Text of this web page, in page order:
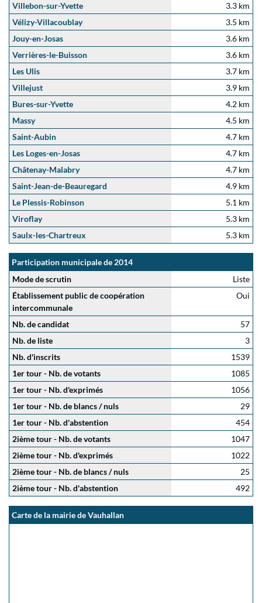
Villebon-sur-Yvette
3.3 km
Vélizy-Villacoublay
3.5 km
Jouy-en-Josas
3.6 km
Verrières-le-Buisson
3.6 km
Les Ulis
3.7 km
Villejust
3.9 km
Bures-sur-Yvette
4.2 km
Massy
4.5 km
Saint-Aubin
4.7 km
Les Loges-en-Josas
4.7 km
Châtenay-Malabry
4.7 km
Saint-Jean-de-Beauregard
4.9 km
Le Plessis-Robinson
5.1 km
Viroflay
5.3 km
Saulx-les-Chartreux
5.3 km
Participation municipale de 2014
Mode de scrutin
Liste
Établissement public de coopération
intercommunale
Oui
Nb. de candidat
57
Nb. de liste
3
Nb. d'inscrits
1539
1er tour - Nb. de votants
1085
1er tour - Nb. d'exprimés
1056
1er tour - Nb. de blancs / nuls
29
1er tour - Nb. d'abstention
454
2ième tour - Nb. de votants
1047
2ième tour - Nb. d'exprimés
1022
2ième tour - Nb. de blancs / nuls
25
2ième tour - Nb. d'abstention
492
Carte de la mairie de Vauhallan